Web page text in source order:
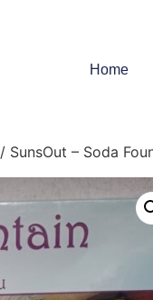
Home
/ SunsOut – Soda